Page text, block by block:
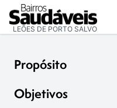
LEÕES DE PORTO SALVO
Propósito
Objetivos